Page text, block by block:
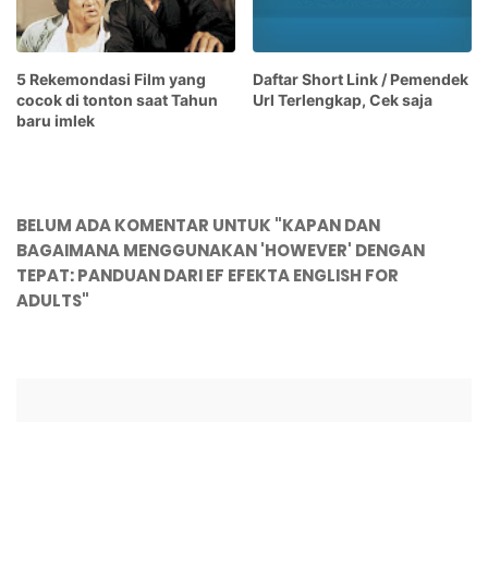
5 Rekemondasi Film yang
cocok di tonton saat Tahun
baru imlek
Daftar Short Link / Pemendek
Url Terlengkap, Cek saja
BELUM ADA KOMENTAR UNTUK "KAPAN DAN
BAGAIMANA MENGGUNAKAN 'HOWEVER' DENGAN
TEPAT: PANDUAN DARI EF EFEKTA ENGLISH FOR
ADULTS"